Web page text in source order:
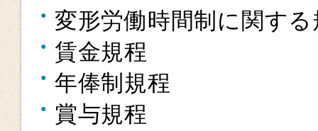
変形労働時間制に関する
賃金規程
年俸制規程
賞与規程